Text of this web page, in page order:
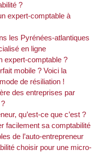
?
expert-comptable à
les Pyrénées-atlantiques
en ligne
expert-comptable ?
mobile ? Voici la
de résiliation !
des entreprises par
qu’est-ce que c’est ?
facilement sa comptabilité
de l’auto-entrepreneur
choisir pour une micro-